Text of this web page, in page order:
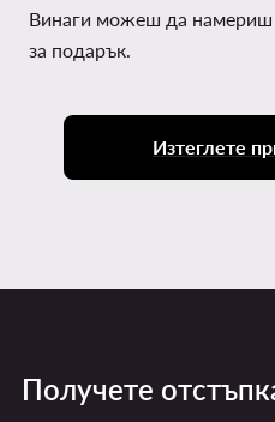
Винаги можеш да намериш
за подарък.
Изтеглете
Получете